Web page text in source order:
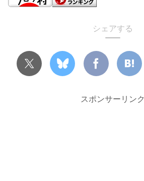
シェアする
スポンサーリンク